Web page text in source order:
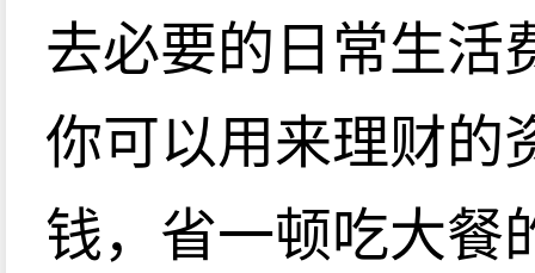
去必要的日常生活
你可以用来理财的
钱，省一顿吃大餐